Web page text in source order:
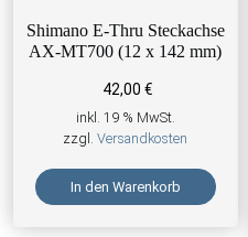
Shimano E-Thru Steckachse
AX-MT700 (12 x 142 mm)
42,00€
inkl. 19 % MwSt.
zzgl.Versandkosten
In den Warenkorb